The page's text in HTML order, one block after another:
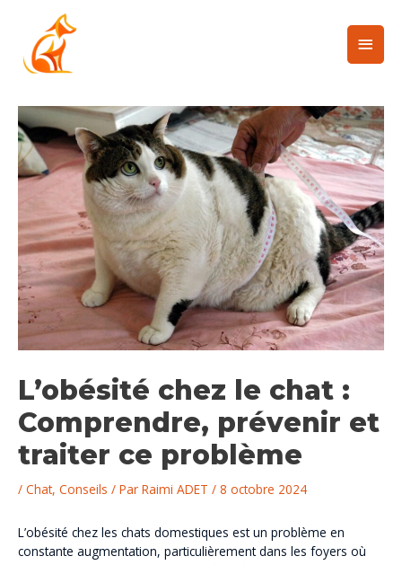
L’obésité chez le chat :
Comprendre, prévenir et
traiter ce problème
/ Chat, Conseils / Par Raimi ADET / 8 octobre 2024
L’obésité chez les chats domestiques est un problème en
constante augmentation, particulièrement dans les foyers où